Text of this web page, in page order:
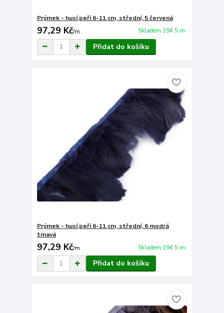
Prýmek - husí peří 6-11 cm, střední, 5 červená
97,29 Kč/m Skladem 194.5 m
Přidat do košíku
Prýmek - husí peří 6-11 cm, střední, 6 modrá
tmavá
97,29 Kč/m Skladem 194.5 m
Přidat do košíku